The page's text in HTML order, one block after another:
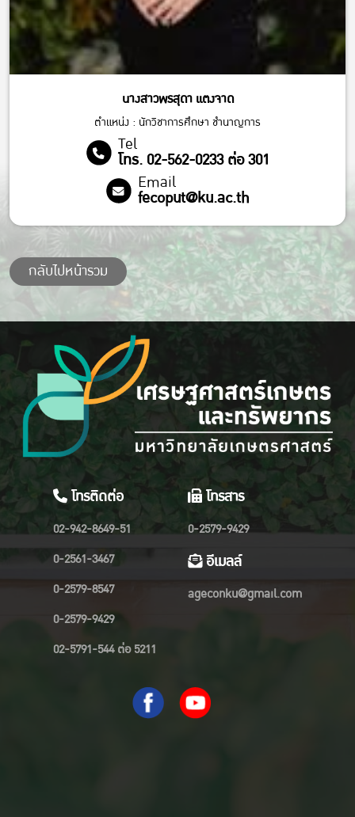
นางสาวพรสุดา แตงจาด
ตำแหน่ง : นักวิชาการศึกษา ชำนาญการ
Tel
โทร. 02-562-0233 ต่อ 301
Email
fecoput@ku.ac.th
กลับไปหน้ารวม
โทรติดต่อ
02-942-8649-51
0-2561-3467
0-2579-8547
0-2579-9429
02-5791-544 ต่อ 5211
โทรสาร
0-2579-9429
อีเมลล์
ageconku@gmail.com